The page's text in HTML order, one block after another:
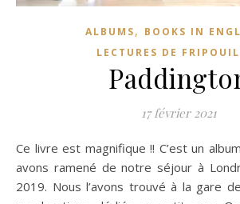
ALBUMS, BOOKS IN
LECTURES DE
17 février 2021
Ce livre est magnifique !! C’est un album pop-up que nous
avons ramené de notre séjour à
2019. Nous l’avons trouvé à la gare